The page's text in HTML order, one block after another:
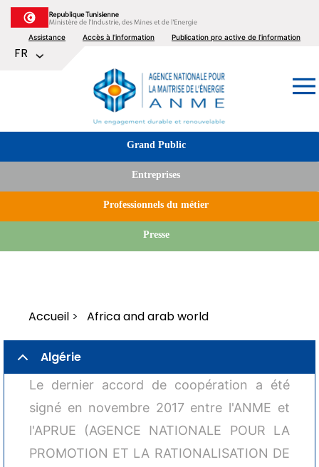
Aller
au
contenu
principal
Top
menu
Assistance Accès à l'information Publication pro active de l’information
FR
Lister les actions supplémentaires
Grand Public
Entreprises
Professionnels du métier
Presse
Fil
d'Ariane
Accueil Africa and arab world
Algérie
Le dernier accord de coopération a été
signé en novembre 2017 entre l'ANME et
l'APRUE (AGENCE NATIONALE POUR LA
PROMOTION ET LA RATIONALISATION DE